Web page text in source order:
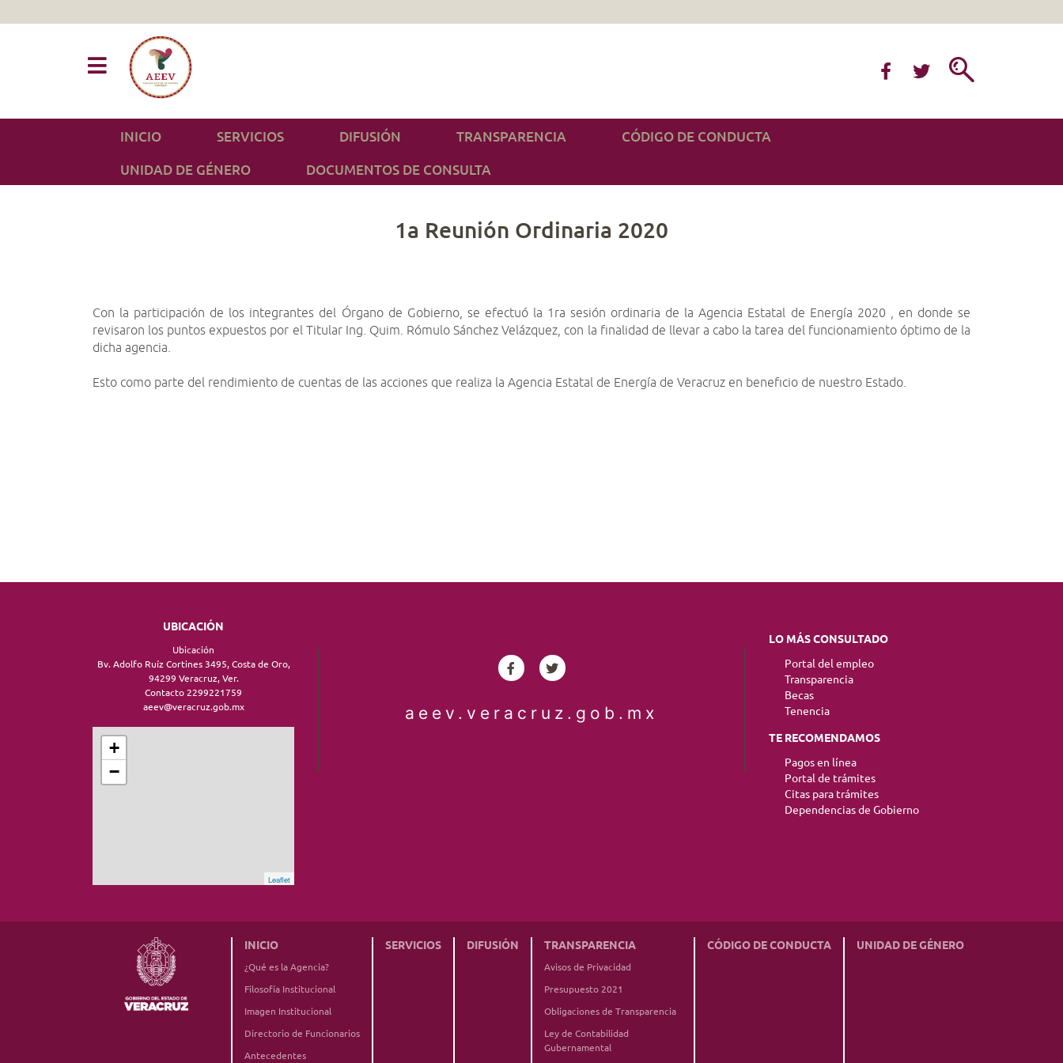
INICIO SERVICIOS DIFUSIÓN TRANSPARENCIA CÓDIGO DE CONDUCTA
UNIDAD DE GÉNERO DOCUMENTOS DE CONSULTA
1a Reunión Ordinaria 2020
Con la participación de los integrantes del Órgano de Gobierno, se efectuó la 1ra sesión ordinaria de la Agencia Estatal de Energía 2020 , en donde se
revisaron los puntos expuestos por el Titular Ing. Quim. Rómulo Sánchez Velázquez, con la finalidad de llevar a cabo la tarea del funcionamiento óptimo de la
dicha agencia.
Esto como parte del rendimiento de cuentas de las acciones que realiza la Agencia Estatal de Energía de Veracruz en beneficio de nuestro Estado.
UBICACIÓN
Ubicación
Bv. Adolfo Ruíz Cortines 3495, Costa de Oro,
94299 Veracruz, Ver.
Contacto 2299221759
aeev@veracruz.gob.mx
+
−
Leaflet
aeev.veracruz.gob.mx
LO MÁS CONSULTADO
Portal del empleo
Transparencia
Becas
Tenencia
TE RECOMENDAMOS
Pagos en línea
Portal de trámites
Citas para trámites
Dependencias de Gobierno
INICIO
¿Qué es la Agencia?
Filosofía Institucional
Imagen Institucional
Directorio de Funcionarios
Antecedentes
SERVICIOS DIFUSIÓN TRANSPARENCIA
Avisos de Privacidad
Presupuesto 2021
Obligaciones de Transparencia
Ley de Contabilidad
Gubernamental
CÓDIGO DE CONDUCTA UNIDAD DE GÉNERO